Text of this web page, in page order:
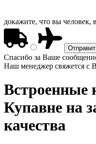
докажите, что вы человек,
Спасибо за Ваше
Наш менеджер свяжется с
Встроенные
Купавне на
качества